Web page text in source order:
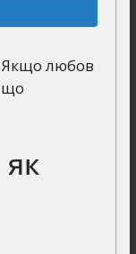
Якщо любов
що